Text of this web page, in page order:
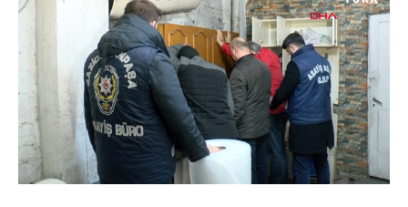
Sesi
Aç
Yüklendi:
14.48%
Oynatma
Hızı